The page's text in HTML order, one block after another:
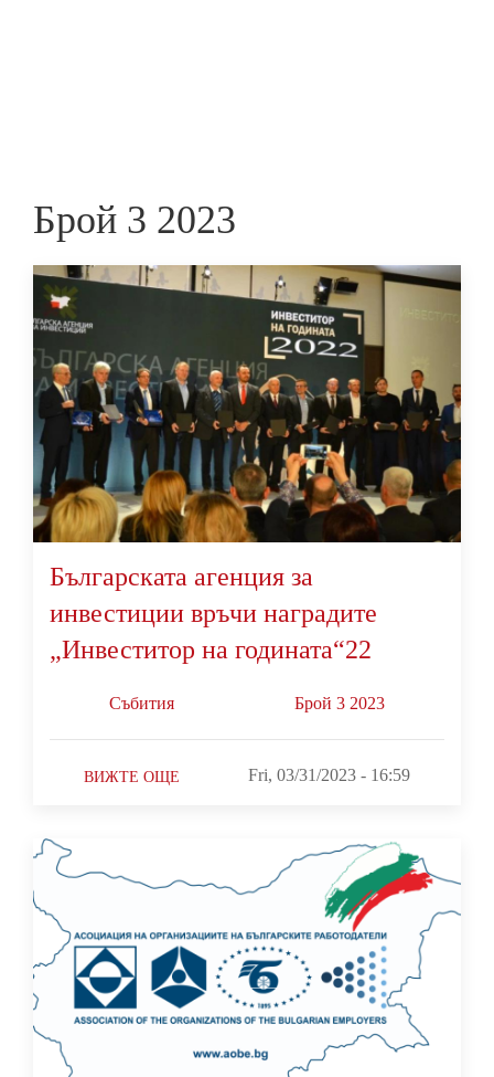
Брой 3 2023
Българската агенция за
инвестиции връчи наградите
„Инвеститор на годината“22
Събития Брой 3 2023
ВИЖТЕ ОЩЕ Fri, 03/31/2023 - 16:59